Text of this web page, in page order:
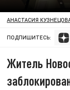
АНАСТАСИЯ
ПОДПИШИТЕСЬ:
Житель